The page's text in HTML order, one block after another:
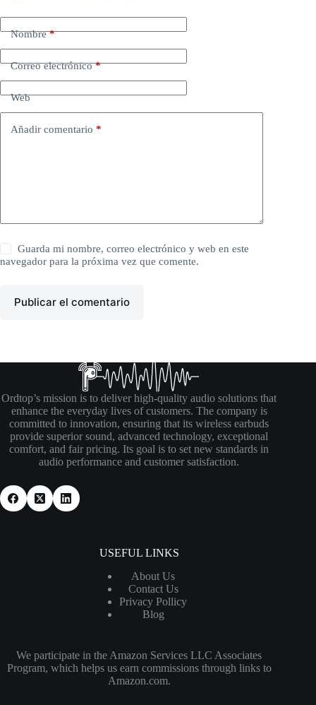
Nombre*
Correo electrónico*
Web
Añadir comentario *
Guarda mi nombre, correo electrónico y web en este
navegador para la próxima vez que comente.
Publicar el comentario
Ordtop’s mission is to deliver high-quality audio solutions that
enhance the everyday lives of customers. The company is
committed to innovation, ensuring that its wireless earbuds
provide superior sound, advanced technology, exceptional
comfort, and fair pricing. Its goal is to set new standards in
audio performance and customer satisfaction.
USEFUL LINKS
About Us
Contact Us
Privacy Pollicy
Blog
We participate in the Amazon Services LLC Associates
Program, which helps us earn commissions through links to
Amazon.com.